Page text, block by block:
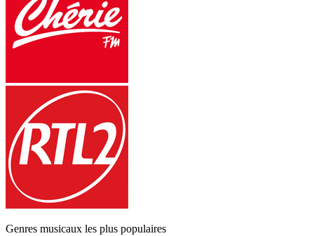
Genres musicaux les plus populaires